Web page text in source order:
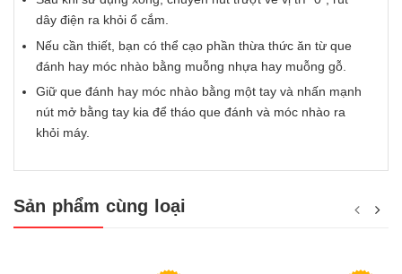
dây điện ra khỏi ổ cắm.
Nếu cần thiết, bạn có thể cạo phần thừa thức ăn từ que
đánh hay móc nhào bằng muỗng nhựa hay muỗng gỗ.
Giữ que đánh hay móc nhào bằng một tay và nhấn mạnh
nút mở bằng tay kia để tháo que đánh và móc nhào ra
khỏi máy.
Sản phẩm cùng loại